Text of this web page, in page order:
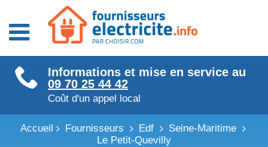
Fournisseurs énergie
Fournisseurs électricité
Fournisseurs gaz
Informations et mise en service au
09 70 25 44 42
Coût d'un appel local
Accueil Fournisseurs Edf
Seine-Maritime
Le Petit-Quevilly